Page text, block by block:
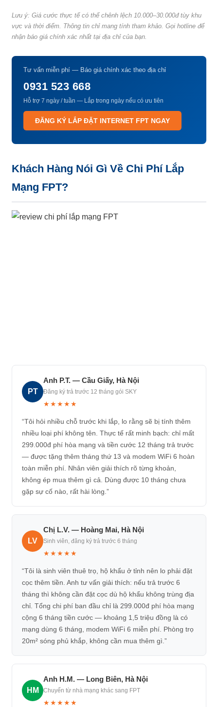
Lưu ý: Giá cước thực tế có thể chênh lệch 10.000–30.000đ tùy khu
vực và thời điểm. Thông tin chỉ mang tính tham khảo. Gọi hotline để
nhận báo giá chính xác nhất tại địa chỉ của bạn.
Tư vấn miễn phí — Báo giá chính xác theo địa chỉ
0931 523 668
Hỗ trợ 7 ngày / tuần — Lắp trong ngày nếu có ưu tiên
ĐĂNG KÝ LẮP ĐẶT INTERNET FPT NGAY
Khách Hàng Nói Gì Về Chi Phí Lắp
Mạng FPT?
PT
Anh P.T. — Cầu Giấy, Hà Nội
Đăng ký trả trước 12 tháng gói SKY
★★★★★
“Tôi hỏi nhiều chỗ trước khi lắp, lo rằng sẽ bị tính thêm
nhiều loại phí không tên. Thực tế rất minh bạch: chỉ mất
299.000đ phí hòa mạng và tiền cước 12 tháng trả trước
— được tặng thêm tháng thứ 13 và modem WiFi 6 hoàn
toàn miễn phí. Nhân viên giải thích rõ từng khoản,
không ép mua thêm gì cả. Dùng được 10 tháng chưa
gặp sự cố nào, rất hài lòng.”
LV
Chị L.V. — Hoàng Mai, Hà Nội
Sinh viên, đăng ký trả trước 6 tháng
★★★★★
“Tôi là sinh viên thuê trọ, hộ khẩu ở tỉnh nên lo phải đặt
cọc thêm tiền. Anh tư vấn giải thích: nếu trả trước 6
tháng thì không cần đặt cọc dù hộ khẩu không trùng địa
chỉ. Tổng chi phí ban đầu chỉ là 299.000đ phí hòa mạng
cộng 6 tháng tiền cước — khoảng 1,5 triệu đồng là có
mạng dùng 6 tháng, modem WiFi 6 miễn phí. Phòng trọ
20m² sóng phủ khắp, không cần mua thêm gì.”
HM
Anh H.M. — Long Biên, Hà Nội
Chuyển từ nhà mạng khác sang FPT
★★★★★